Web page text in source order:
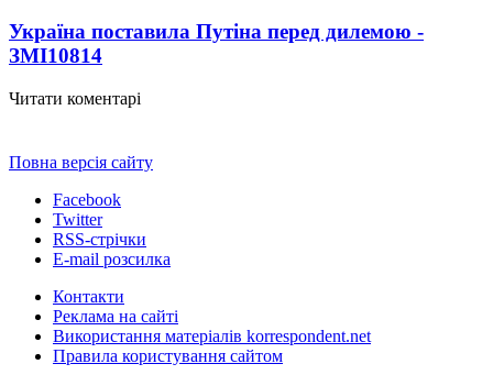
Україна поставила Путіна перед дилемою -
ЗМІ10814
Читати коментарі
Повна версія сайту
Facebook
Twitter
RSS-стрічки
E-mail розсилка
Контакти
Реклама на сайті
Використання матеріалів korrespondent.net
Правила користування сайтом